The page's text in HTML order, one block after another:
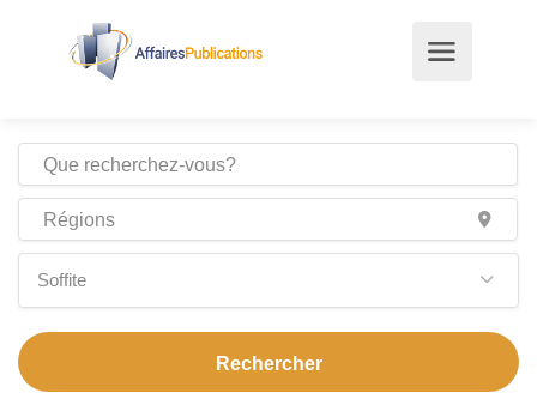
Soffite